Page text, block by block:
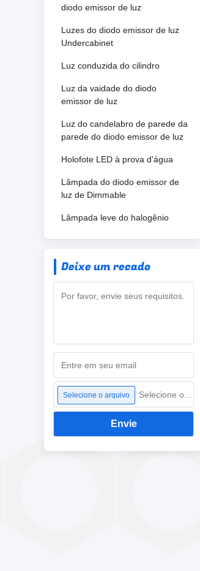
diodo emissor de luz
Luzes do diodo emissor de luz
Undercabinet
Luz conduzida do cilindro
Luz da vaidade do diodo
emissor de luz
Luz do candelabro de parede da
parede do diodo emissor de luz
Holofote LED à prova d'água
Lâmpada do diodo emissor de
luz de Dimmable
Lâmpada leve do halogênio
Deixe um recado
Selecione o arquivo
Envie